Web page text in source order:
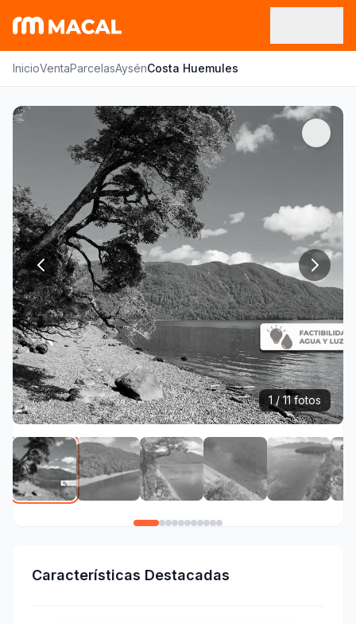
InicioVentaParcelasAysénCosta Huemules
1 / 11 fotos
Características Destacadas